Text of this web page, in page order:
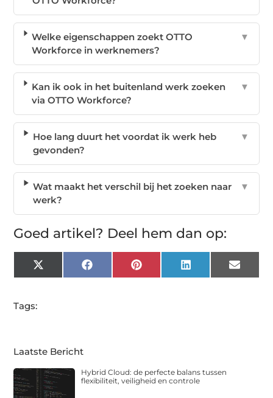
Welke eigenschappen zoekt OTTO
Workforce in werknemers?
▼
Kan ik ook in het buitenland werk zoeken
via OTTO Workforce?
▼
Hoe lang duurt het voordat ik werk heb
gevonden?
▼
Wat maakt het verschil bij het zoeken naar
werk?
▼
Goed artikel? Deel hem dan op:
X
(Twitter)
FacebookPinterest LinkedIn Email
Tags:
Laatste Bericht
Hybrid Cloud: de perfecte balans tussen
flexibiliteit, veiligheid en controle